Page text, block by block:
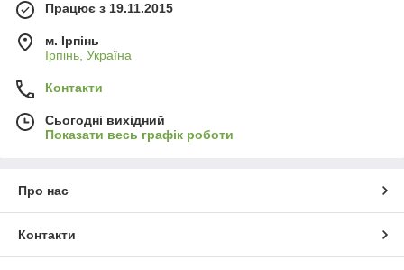
Працює з 19.11.2015
м. Ірпінь
Ірпінь, Україна
Контакти
Сьогодні вихідний
Показати весь графік роботи
Про нас
Контакти